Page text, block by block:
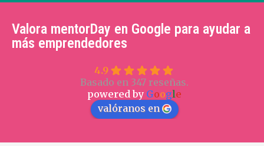
Valora mentorDay en Google para ayudar a
más emprendedores
4.9
Basado en 347 reseñas.
powered by Google
valóranos en